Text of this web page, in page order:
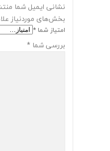
نشانی ایمیل شما
بخش‌های موردنیاز
امتیاز شما *
بررسی شما *